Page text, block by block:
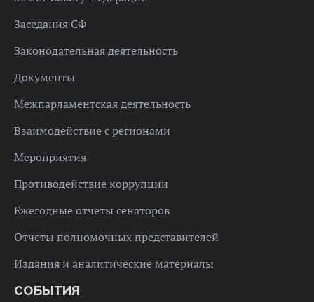
Заседания СФ
Законодательная деятельность
Документы
Межпарламентская деятельность
Взаимодействие с регионами
Мероприятия
Противодействие коррупции
Ежегодные отчеты сенаторов
Отчеты полномочных представителей
Издания и аналитические материалы
СОБЫТИЯ